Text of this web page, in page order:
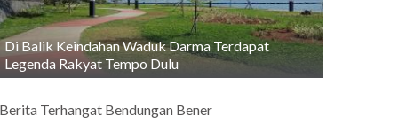
Di Balik Keindahan Waduk Darma Terdapat
Legenda Rakyat Tempo Dulu
Terhangat Bendungan Bener